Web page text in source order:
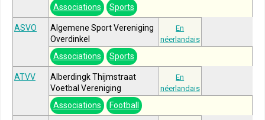
Associations Sports
ASVO
Algemene Sport Vereniging
Overdinkel
En
néerlandais
Associations Sports
ATVV
Alberdingk Thijmstraat
Voetbal Vereniging
En
néerlandais
Associations Football